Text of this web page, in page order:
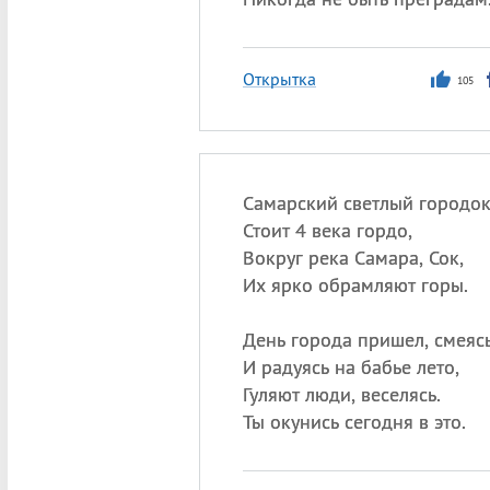
Открытка 105
Самарский светлый городок
Стоит 4 века гордо,
Вокруг река Самара, Сок,
Их ярко обрамляют горы.
День города пришел,
И радуясь на бабье лето,
Гуляют люди, веселясь.
Ты окунись сегодня в это.